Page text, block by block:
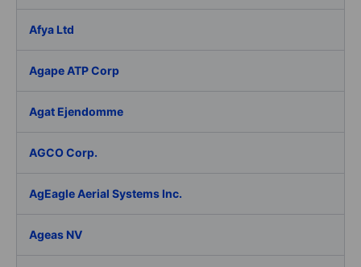
Afya Ltd
Agape ATP Corp
Agat Ejendomme
AGCO Corp.
AgEagle Aerial Systems Inc.
Ageas NV